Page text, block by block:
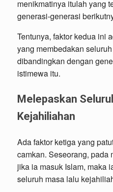
menikmatinya itulah yang
generasi-generasi
Tentunya, faktor kedua ini
yang membedakan
dibandingkan dengan
istimewa itu.
Melepaskan
Kejahiliahan
Ada faktor ketiga yang
camkan. Seseorang, pada
jika ia masuk Islam, maka
seluruh masa lalu